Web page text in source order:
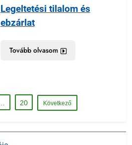
Legeltetési tilalom és
ebzárlat
Tovább olvasom
20 Következő